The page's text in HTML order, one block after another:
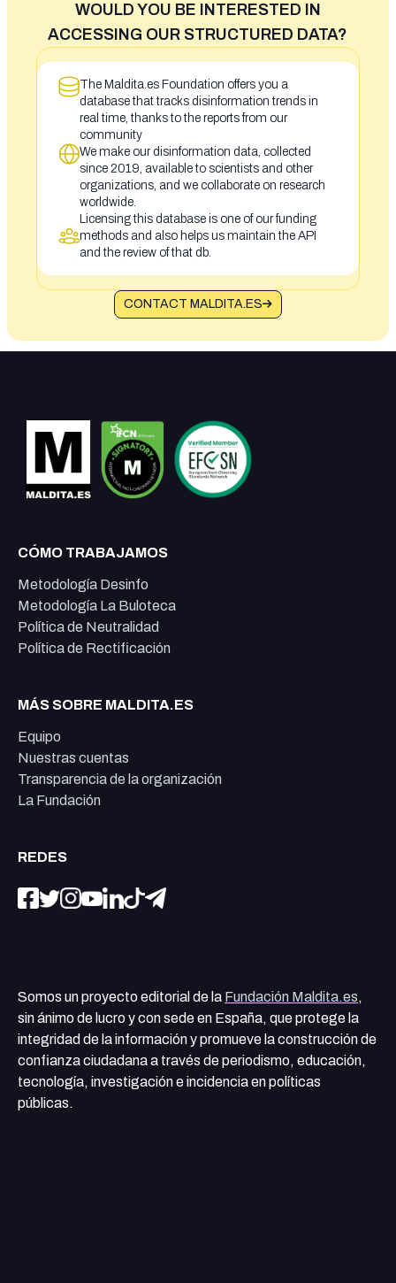
WOULD YOU BE INTERESTED IN
ACCESSING OUR STRUCTURED DATA?
The Maldita.es Foundation offers you a
database that tracks disinformation trends in
real time, thanks to the reports from our
community
We make our disinformation data, collected
since 2019, available to scientists and other
organizations, and we collaborate on research
worldwide.
Licensing this database is one of our funding
methods and also helps us maintain the API
and the review of that db.
CONTACT MALDITA.ES
CÓMO TRABAJAMOS
Metodología Desinfo
Metodología La Buloteca
Política de Neutralidad
Política de Rectificación
MÁS SOBRE MALDITA.ES
Equipo
Nuestras cuentas
Transparencia de la organización
La Fundación
REDES
Somos un proyecto editorial de la Fundación Maldita.es,
sin ánimo de lucro y con sede en España, que protege la
integridad de la información y promueve la construcción de
confianza ciudadana a través de periodismo, educación,
tecnología, investigación e incidencia en políticas
públicas.